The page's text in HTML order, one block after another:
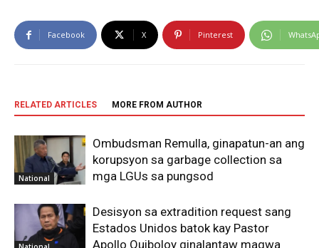
Facebook X Pinterest
RELATED ARTICLES MORE FROM AUTHOR
National
Ombudsman Remulla, ginapatun-an ang
korupsyon sa garbage collection sa
mga LGUs sa pungsod
Desisyon sa extradition request sang
Estados Unidos batok kay Pastor
Apollo Quiboloy ginalantaw magwa